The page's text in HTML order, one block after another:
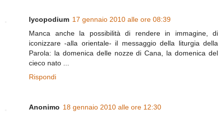
lycopodium 17 gennaio 2010 alle ore 08:39
Manca anche la possibilità di rendere in immagine, di
iconizzare -alla orientale- il messaggio della liturgia della
Parola: la domenica delle nozze di Cana, la domenica del
cieco nato ...
Rispondi
Anonimo 18 gennaio 2010 alle ore 12:30